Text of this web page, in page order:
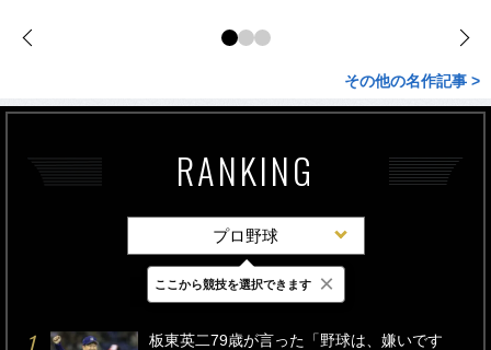
その他の名作記事 >
RANKING
プロ野球
最新 24時間 週間
板東英二79歳が言った「野球は、嫌いです
ここから競技を選択できます ×